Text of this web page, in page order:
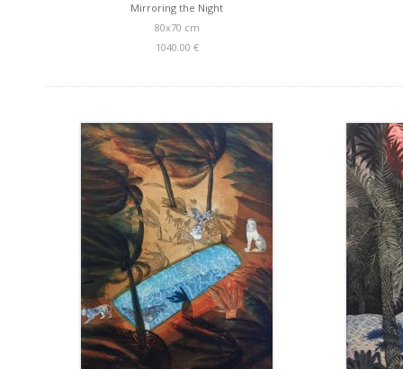
Mirroring the Night
80x70 cm
1040.00 €